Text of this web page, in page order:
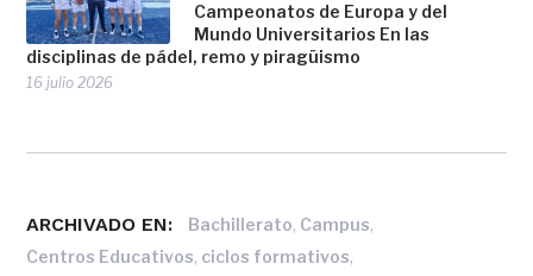
Campeonatos de Europa y del
Mundo Universitarios En las
disciplinas de pádel, remo y piragüismo
16 julio 2026
ARCHIVADO EN: Bachillerato, Campus,
Centros Educativos, ciclos formativos,